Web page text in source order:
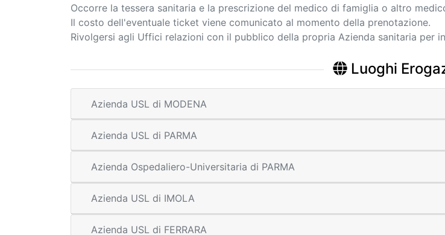
Occorre la tessera sanitaria e la prescrizione del medico di famiglia o altro
Il costo dell'eventuale ticket viene comunicato al momento della prenotazione.
Rivolgersi agli Uffici relazioni con il pubblico della propria Azienda sanitaria per
Luoghi
Azienda USL di MODENA
Azienda USL di PARMA
Azienda Ospedaliero-Universitaria di PARMA
Azienda USL di IMOLA
Azienda USL di FERRARA